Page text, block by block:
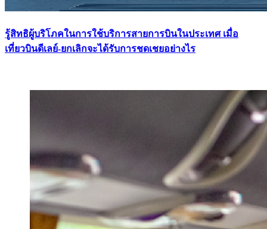
รู้สิทธิผู้บริโภคในการใช้บริการสายการบินในประเทศ เมื่อ
เที่ยวบินดีเลย์-ยกเลิกจะได้รับการชดเชยอย่างไร